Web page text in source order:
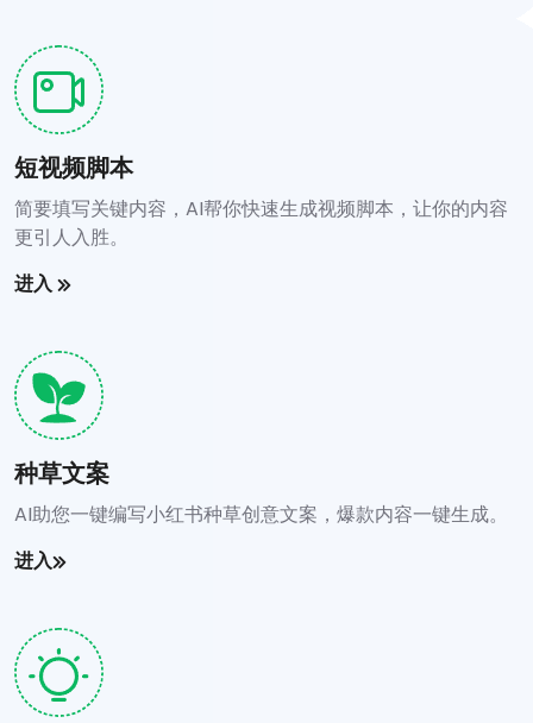
短视频脚本
简要填写关键内容，AI帮你快速生成视频脚本，让你的内容
更引人入胜。
进入
种草文案
AI助您一键编写小红书种草创意文案，爆款内容一键生成。
进入